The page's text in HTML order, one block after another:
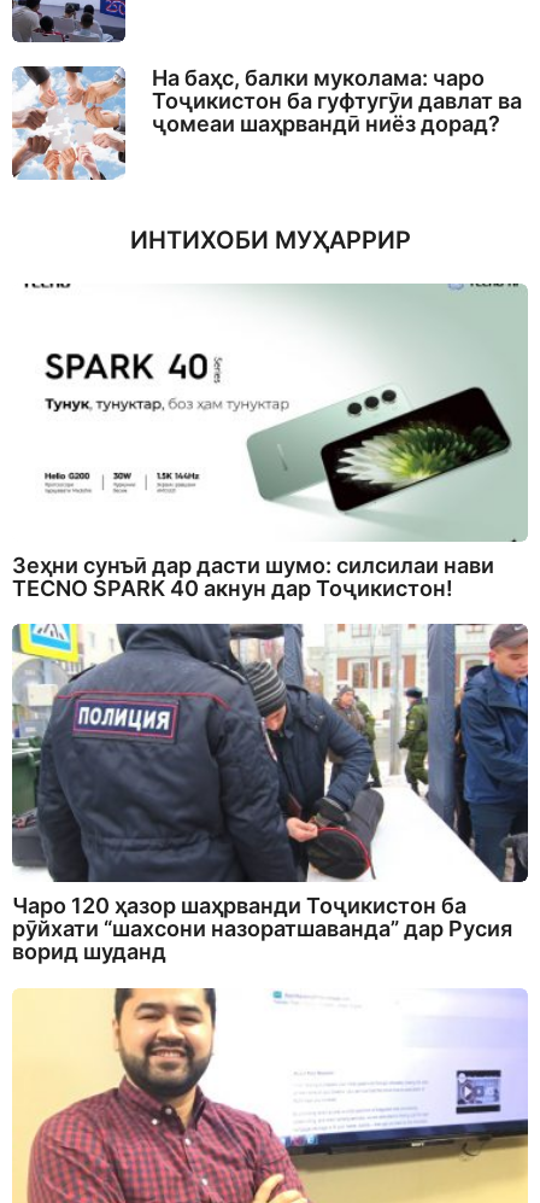
На баҳс, балки муколама: чаро
Тоҷикистон ба гуфтугӯи давлат ва
ҷомеаи шаҳрвандӣ ниёз дорад?
ИНТИХОБИ МУҲАРРИР
Зеҳни сунъӣ дар дасти шумо: силсилаи нави
TECNO SPARK 40 акнун дар Тоҷикистон!
Чаро 120 ҳазор шаҳрванди Тоҷикистон ба
рӯйхати “шахсони назоратшаванда” дар Русия
ворид шуданд